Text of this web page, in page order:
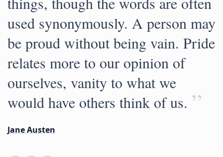
used synonymously. A person may
be proud without being vain. Pride
relates more to our opinion of
ourselves, vanity to what we
would have others think of us. ”
Jane Austen